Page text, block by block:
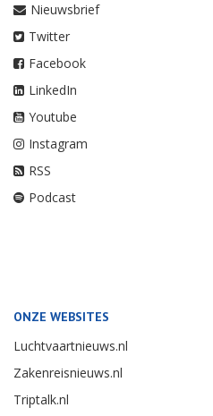
Nieuwsbrief
Twitter
Facebook
LinkedIn
Youtube
Instagram
RSS
Podcast
ONZE WEBSITES
Luchtvaartnieuws.nl
Zakenreisnieuws.nl
Triptalk.nl